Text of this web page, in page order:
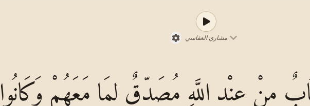
مشاري العفاسي
مِنْ عِنْدِ اللَّهِ مُصَدِّقٌ لِمَا مَعَهُمْ وَكَانُوا